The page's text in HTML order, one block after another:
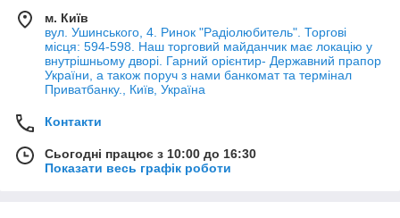
м. Київ
вул. Ушинського, 4. Ринок "Радіолюбитель". Торгові
місця: 594-598. Наш торговий майданчик має локацію у
внутрішньому дворі. Гарний орієнтир- Державний прапор
України, а також поруч з нами банкомат та термінал
Приватбанку., Київ, Україна
Контакти
Сьогодні працює з 10:00 до 16:30
Показати весь графік роботи